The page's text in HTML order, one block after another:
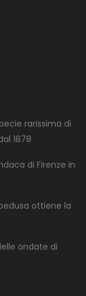
rarissima di
1878
di Firenze in
ottiene la
ondate di